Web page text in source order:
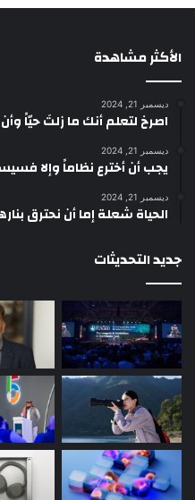
الأكثر مشاهدة
ديسمبر 21, 2024
‫اصرخ لتعلم أنك ما زلتَ حيّاً
ديسمبر 21, 2024
يجب أن أخترع نظاماً وإلا
ديسمبر 21, 2024
الحياة شعلة إما أن نحترق
جديد التحديثات